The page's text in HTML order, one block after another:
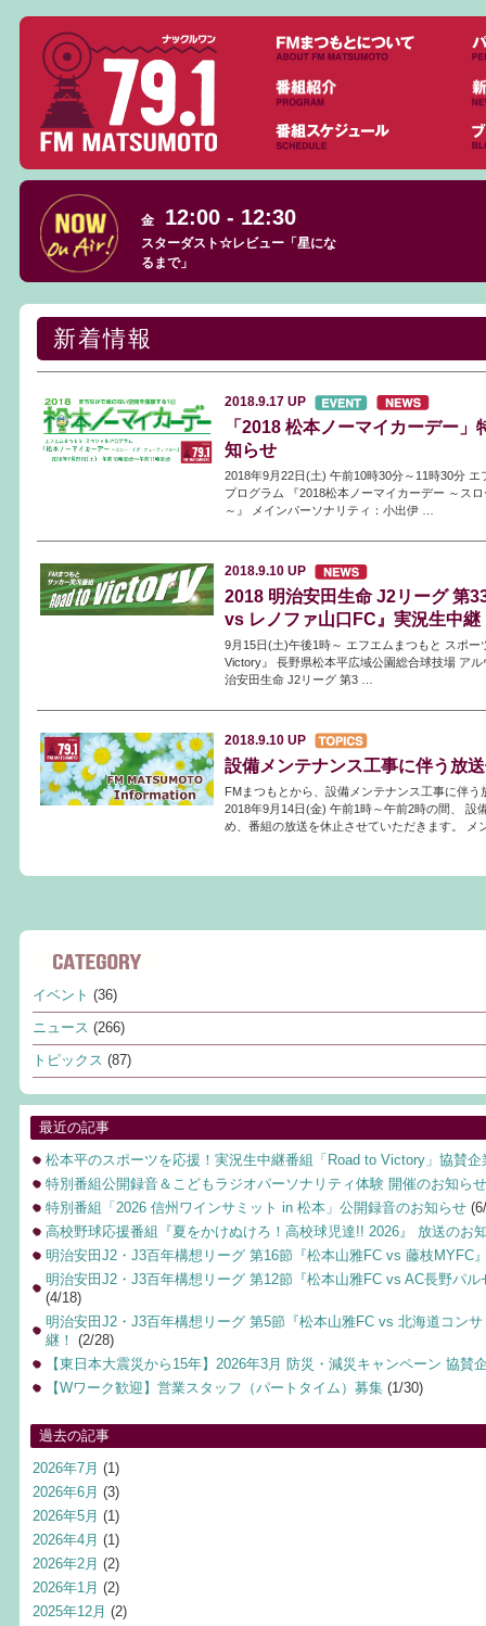
金 12:00 - 12:30
スターダスト☆レビュー「星にな
るまで」
新着情報
2018.9.17 UP
「2018 松本ノーマイカーデー」
知らせ
2018年9月22日(土) 午前10時30分～11時30分
プログラム 『2018松本ノーマイカーデー ～ス
～』 メインパーソナリティ：小出伊 …
2018.9.10 UP
2018 明治安田生命 J2リーグ 第
vs レノファ山口FC』実況生中継
9月15日(土)午後1時～ エフエムまつもと スポー
Victory』 長野県松本平広域公園総合球技場 ア
治安田生命 J2リーグ 第3 …
2018.9.10 UP
設備メンテナンス工事に伴う放
FMまつもとから、設備メンテナンス工事に伴
2018年9月14日(金) 午前1時～午前2時の間、 設
め、番組の放送を休止させていただきます。 メ
イベント (36)
ニュース (266)
トピックス (87)
最近の記事
松本平のスポーツを応援！実況生中継番組「Road to Victory」協賛企
特別番組公開録音＆こどもラジオパーソナリティ体験 開催のお知らせ
特別番組「2026 信州ワインサミット in 松本」公開録音のお知らせ
高校野球応援番組『夏をかけぬけろ！高校球児達!! 2026』 放送のお
明治安田J2・J3百年構想リーグ 第16節『松本山雅FC vs 藤枝MYFC
明治安田J2・J3百年構想リーグ 第12節『松本山雅FC vs AC長野パ
(4/18)
明治安田J2・J3百年構想リーグ 第5節『松本山雅FC vs 北海道コン
継！ (2/28)
【東日本大震災から15年】2026年3月 防災・減災キャンペーン 協賛
【Wワーク歓迎】営業スタッフ（パートタイム）募集 (1/30)
過去の記事
2026年7月 (1)
2026年6月 (3)
2026年5月 (1)
2026年4月 (1)
2026年2月 (2)
2026年1月 (2)
2025年12月 (2)